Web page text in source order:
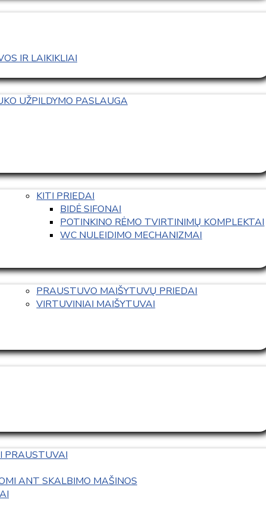
IR LAIKIKLIAI
UŽPILDYMO PASLAUGA
KITI PRIEDAI
BIDĖ SIFONAI
POTINKINO RĖMO TVIRTINIMŲ KOMPLEKTAI
WC NULEIDIMO MECHANIZMAI
PRAUSTUVO MAIŠYTUVŲ PRIEDAI
VIRTUVINIAI MAIŠYTUVAI
PRAUSTUVAI
ANT SKALBIMO MAŠINOS